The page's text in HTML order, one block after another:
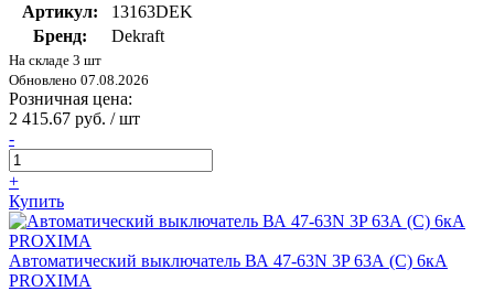
Артикул:
13163DEK
Бренд:
Dekraft
На складе 3 шт
Обновлено 07.08.2026
Розничная цена:
2 415.67 руб. / шт
-
+
Купить
Автоматический выключатель ВА 47-63N 3P 63А (C) 6кА
PROXIMA